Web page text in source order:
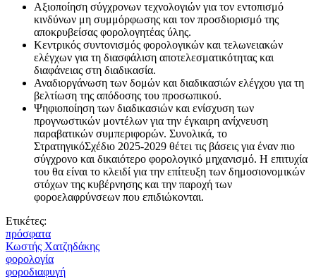
Αξιοποίηση σύγχρονων τεχνολογιών για τον εντοπισμό
κινδύνων μη συμμόρφωσης και τον προσδιορισμό της
αποκρυβείσας φορολογητέας ύλης.
Κεντρικός συντονισμός φορολογικών και τελωνειακών
ελέγχων για τη διασφάλιση αποτελεσματικότητας και
διαφάνειας στη διαδικασία.
Αναδιοργάνωση των δομών και διαδικασιών ελέγχου για τη
βελτίωση της απόδοσης του προσωπικού.
Ψηφιοποίηση των διαδικασιών και ενίσχυση των
προγνωστικών μοντέλων για την έγκαιρη ανίχνευση
παραβατικών συμπεριφορών. Συνολικά, το
ΣτρατηγικόΣχέδιο 2025-2029 θέτει τις βάσεις για έναν πιο
σύγχρονο και δικαιότερο φορολογικό μηχανισμό. Η επιτυχία
του θα είναι το κλειδί για την επίτευξη των δημοσιονομικών
στόχων της κυβέρνησης και την παροχή των
φοροελαφρύνσεων που επιδιώκονται.
Ετικέτες:
πρόσφατα
Κωστής Χατζηδάκης
φορολογία
φοροδιαφυγή